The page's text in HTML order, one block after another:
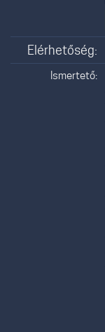
Elérhetőség:
Ismertető: